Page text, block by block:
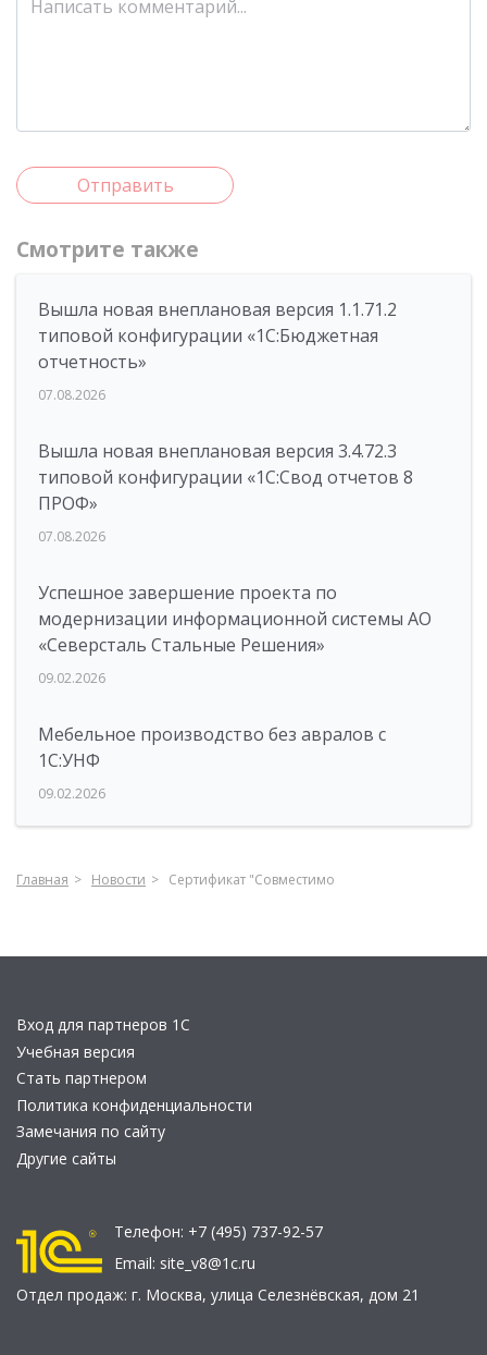
Отправить
Смотрите также
Вышла новая внеплановая версия 1.1.71.2
типовой конфигурации «1C:Бюджетная
отчетность»
07.08.2026
Вышла новая внеплановая версия 3.4.72.3
типовой конфигурации «1C:Свод отчетов 8
ПРОФ»
07.08.2026
Успешное завершение проекта по
модернизации информационной системы АО
«Северсталь Стальные Решения»
09.02.2026
Мебельное производство без авралов с
1С:УНФ
09.02.2026
Главная Новости Сертификат "Совместимо
Вход для партнеров 1С
Учебная версия
Стать партнером
Политика конфиденциальности
Замечания по сайту
Другие сайты
Телефон: +7 (495) 737-92-57
Email: site_v8@1c.ru
Отдел продаж: г. Москва, улица Селезнёвская, дом 21